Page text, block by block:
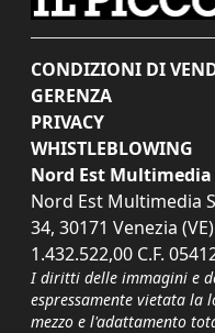
CONDIZIONI DI
GERENZA
PRIVACY
WHISTLEBLOWING
Nord Est Multimedia
Nord Est Multimedia
34, 30171 Venezia
1.432.522,00 C.F.
I diritti delle immagini e
espressamente vietata la
mezzo e l'adattamento